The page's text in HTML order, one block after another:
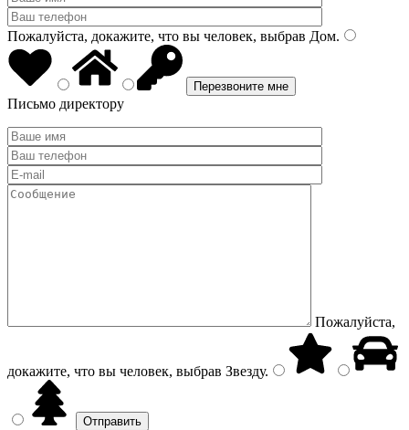
Пожалуйста, докажите, что вы человек, выбрав Дом.
Письмо директору
Пожалуйста,
докажите, что вы человек, выбрав Звезду.